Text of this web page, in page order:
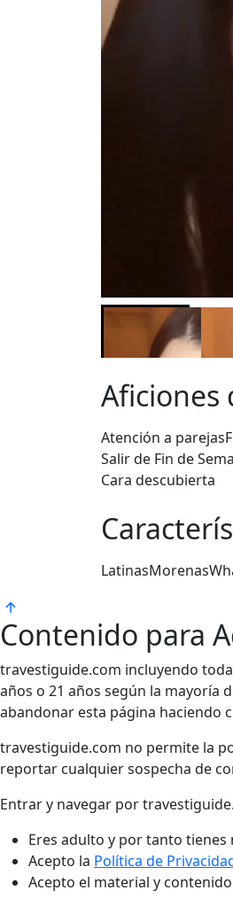
Aficiones
Atención a parejas
Salir de Fin de
Cara descubierta
LatinasMorenas
Contenido para
travestiguide.com incluyendo
años o 21 años según la mayoría
abandonar esta página haciendo
travestiguide.com no permite la
reportar cualquier sospecha de
Entrar y navegar por
Eres adulto y por tanto tienes
Acepto la Política de
Acepto el material y